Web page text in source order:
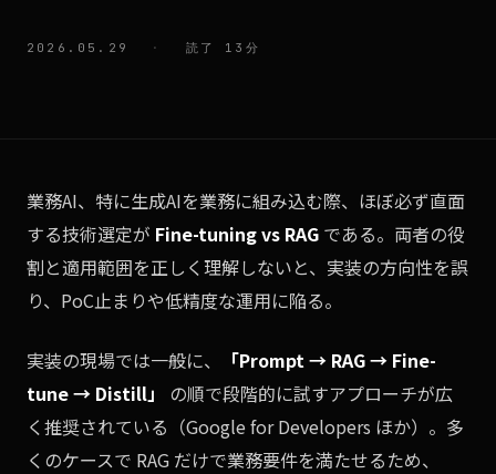
2026.05.29 · 読了 13分
業務AI、特に生成AIを業務に組み込む際、ほぼ必ず直面
する技術選定が Fine-tuning vs RAG である。両者の役
割と適用範囲を正しく理解しないと、実装の方向性を誤
り、PoC止まりや低精度な運用に陥る。
実装の現場では一般に、
「Prompt → RAG → Fine-
tune → Distill」
の順で段階的に試すアプローチが広
く推奨されている（Google for Developers ほか）。多
くのケースで RAG だけで業務要件を満たせるため、